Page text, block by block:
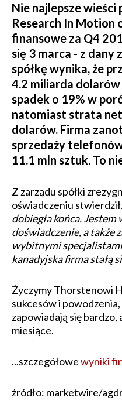
Nie najlepsze wieści
Research In Motion
finansowe za Q4
się 3 marca - z dany
spółkę wynika, że
4.2 miliarda
spadek o 19% w
natomiast strata
dolarów. Firma
sprzedaży
11.1 mln sztuk. To
Z zarządu spółki
oświadczeniu stwierdził.
dobiegła końca. Jestem
doświadczenie, a także
wybitnymi
kanadyjska firma stałą
Życzymy Thorstenowi
sukcesów i
zapowiadają się
miesiące.
...szczegółowewyniki
źródło: marketwire/